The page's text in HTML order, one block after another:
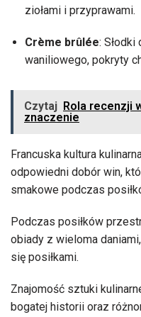
ziołami i przyprawami.
Crème brûlée:
waniliowego, pokryty
Czytaj Rola recenzji
znaczenie
Francuska kultura
odpowiedni dobór win,
smakowe podczas
Podczas posiłków
obiady z wieloma
się posiłkami.
Znajomość sztuki
bogatej historii oraz